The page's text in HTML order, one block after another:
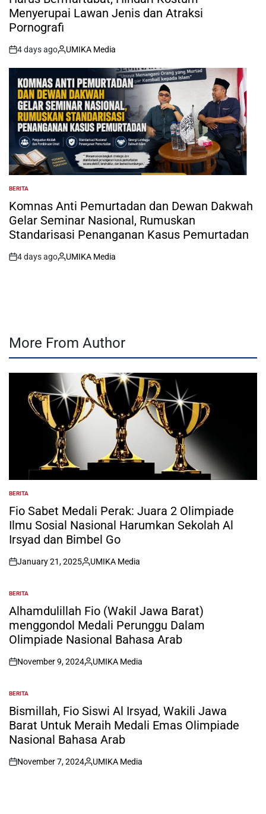
Menyerupai Lawan Jenis dan Atraksi
Pornografi
on
4 days ago
Posted
by
UMIKA Media
POSTED
IN
BERITA
Komnas Anti Pemurtadan dan Dewan Dakwah
Gelar Seminar Nasional, Rumuskan
Standarisasi Penanganan Kasus Pemurtadan
on
4 days ago
Posted
UMIKA Media
More From Author
POSTED
IN
BERITA
Fio Sabet Medali Perak: Juara 2 Olimpiade
Ilmu Sosial Nasional Harumkan Sekolah Al
Irsyad dan Bimbel Go
on
January 21, 2025
Posted
UMIKA Media
POSTED
IN
BERITA
Alhamdulillah Fio (Wakil Jawa Barat)
menggondol Medali Perunggu Dalam
Olimpiade Nasional Bahasa Arab
on
November 9, 2024
Posted
UMIKA Media
POSTED
IN
BERITA
Bismillah, Fio Siswi Al Irsyad, Wakili Jawa
Barat Untuk Meraih Medali Emas Olimpiade
Nasional Bahasa Arab
on
November 7, 2024
Posted
UMIKA Media